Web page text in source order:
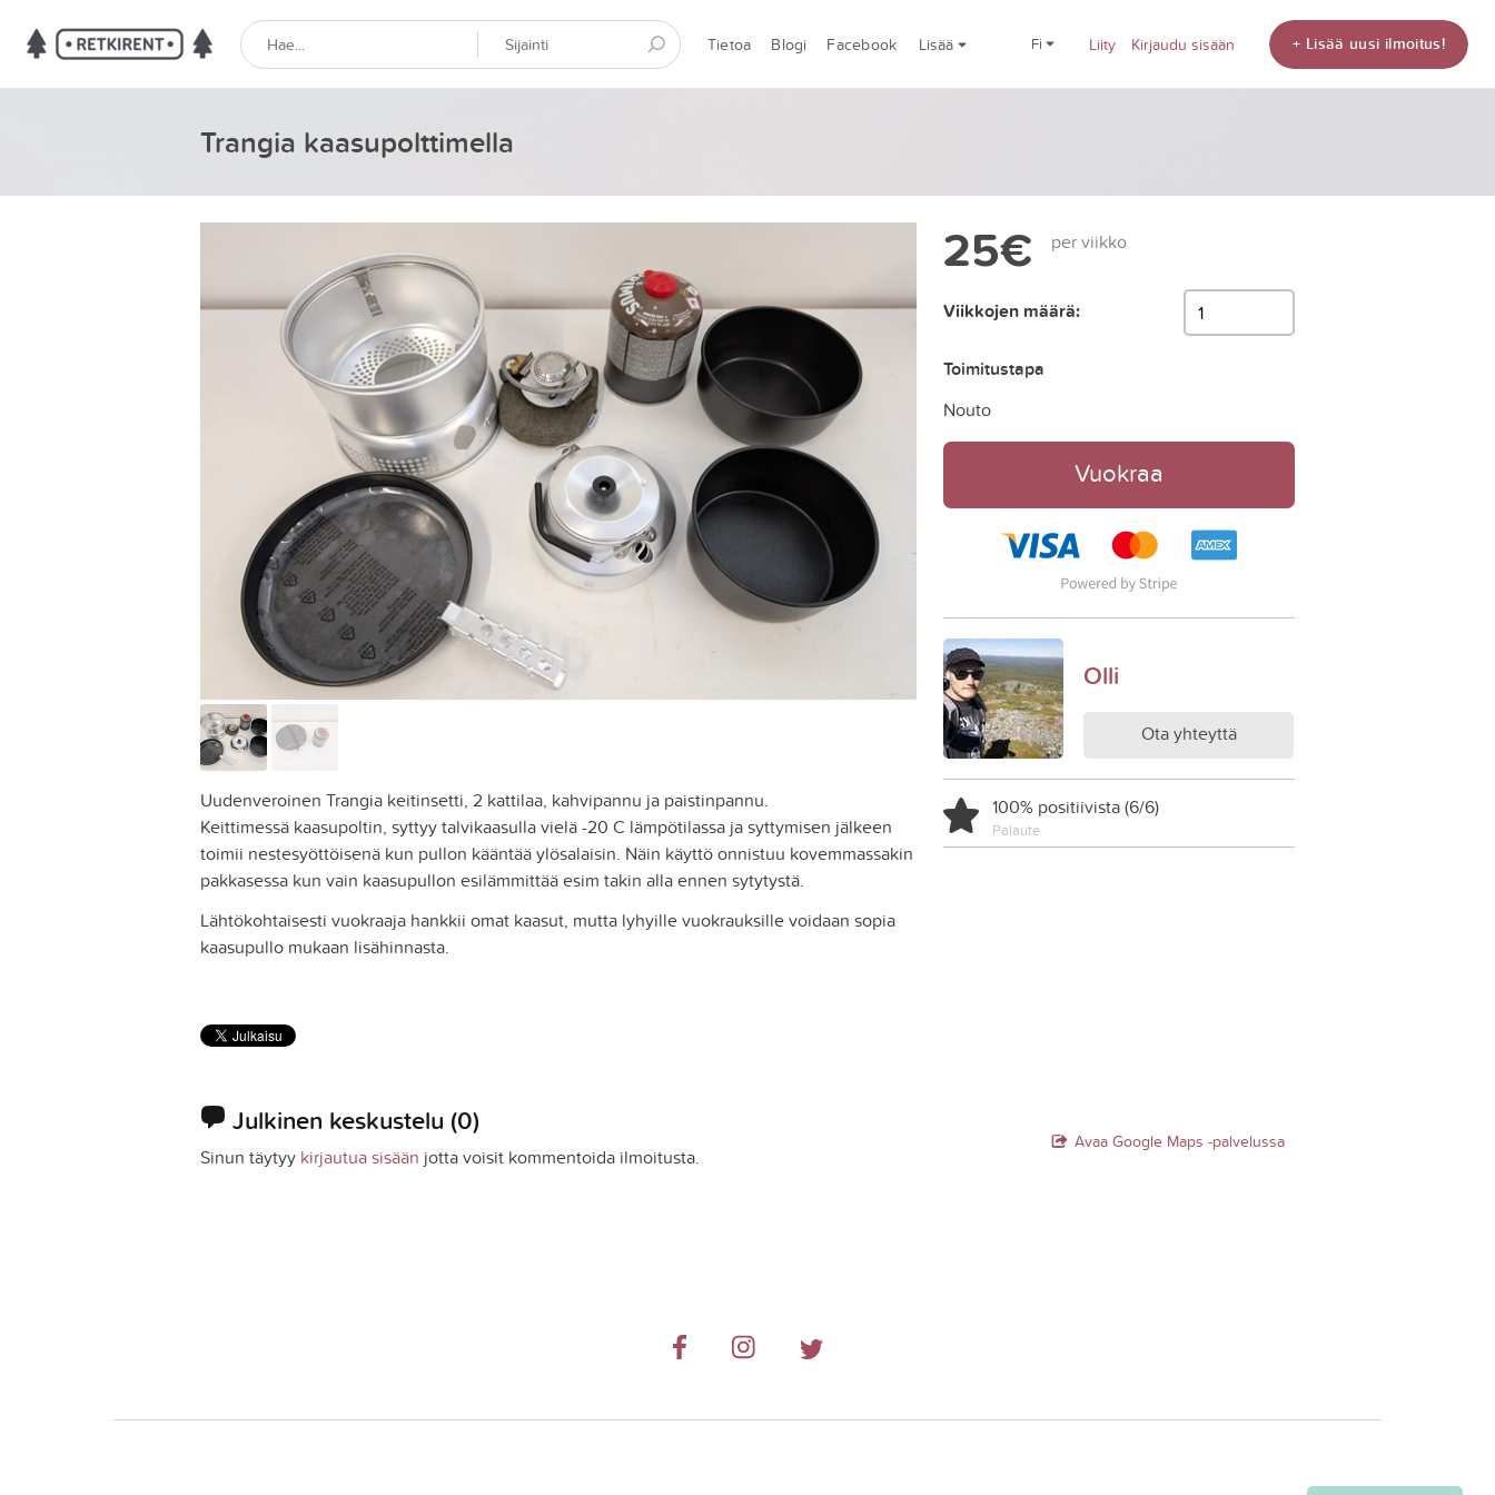
Tietoa Blogi Facebook Lisää fi Liity Kirjaudu sisään + Lisää uusi ilmoitus!
Trangia kaasupolttimella
Uudenveroinen Trangia keitinsetti, 2 kattilaa, kahvipannu ja paistinpannu.
Keittimessä kaasupoltin, syttyy talvikaasulla vielä -20 C lämpötilassa ja syttymisen jälkeen
toimii nestesyöttöisenä kun pullon kääntää ylösalaisin. Näin käyttö onnistuu kovemmassakin
pakkasessa kun vain kaasupullon esilämmittää esim takin alla ennen sytytystä.
Lähtökohtaisesti vuokraaja hankkii omat kaasut, mutta lyhyille vuokrauksille voidaan sopia
kaasupullo mukaan lisähinnasta.
Julkinen keskustelu (0)
Sinun täytyy kirjautua sisään jotta voisit kommentoida ilmoitusta.
25€ per viikko
Viikkojen määrä:
Toimitustapa
Nouto
Vuokraa
Olli
Ota yhteyttä
100% positiivista (6/6)
Palaute
Avaa Google Maps -palvelussa